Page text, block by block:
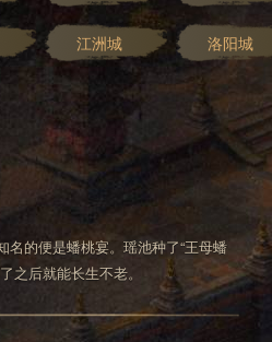
江洲城 洛阳城
的便是蟠桃宴。瑶池种了“王母蟠
之后就能长生不老。